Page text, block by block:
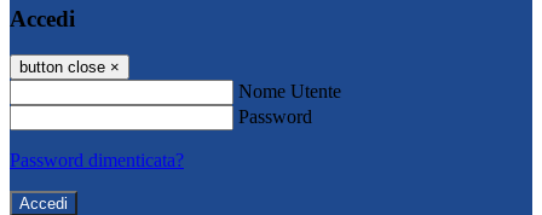
Accedi
button close ×
Nome Utente
Password
Password dimenticata?